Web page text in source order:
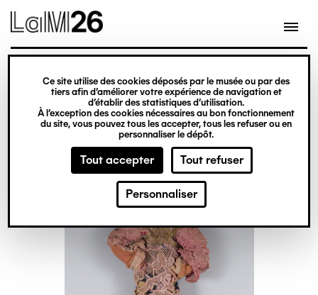
Gestion des cookies
Ce site utilise des cookies déposés par le musée ou par des
tiers afin d’améliorer votre expérience de navigation et
d’établir des statistiques d’utilisation.
À l’exception des cookies nécessaires au bon fonctionnement
du site, vous pouvez tous les accepter, tous les refuser ou en
personnaliser le dépôt.
Tout accepter Tout refuser
Personnaliser
contenu